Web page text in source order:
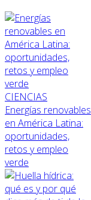
CIENCIAS
Energías renovables
en América Latina:
oportunidades,
retos y empleo
verde